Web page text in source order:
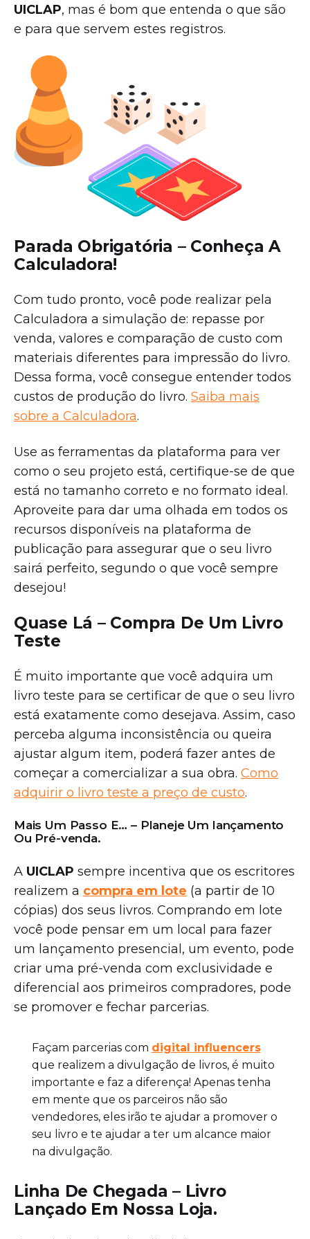
UICLAP, mas é bom que entenda o que são
e para que servem estes registros.
Parada Obrigatória – Conheça A
Calculadora!
Com tudo pronto, você pode realizar pela
Calculadora a simulação de: repasse por
venda, valores e comparação de custo com
materiais diferentes para impressão do livro.
Dessa forma, você consegue entender todos
custos de produção do livro. Saiba mais
sobre a Calculadora.
Use as ferramentas da plataforma para ver
como o seu projeto está, certifique-se de que
está no tamanho correto e no formato ideal.
Aproveite para dar uma olhada em todos os
recursos disponíveis na plataforma de
publicação para assegurar que o seu livro
sairá perfeito, segundo o que você sempre
desejou!
Quase Lá – Compra De Um Livro
Teste
É muito importante que você adquira um
livro teste para se certificar de que o seu livro
está exatamente como desejava. Assim, caso
perceba alguma inconsistência ou queira
ajustar algum item, poderá fazer antes de
começar a comercializar a sua obra. Como
adquirir o livro teste a preço de custo.
Mais Um Passo E… – Planeje Um lançamento
Ou Pré-venda.
A UICLAP sempre incentiva que os escritores
realizem a compra em lote (a partir de 10
cópias) dos seus livros. Comprando em lote
você pode pensar em um local para fazer
um lançamento presencial, um evento, pode
criar uma pré-venda com exclusividade e
diferencial aos primeiros compradores, pode
se promover e fechar parcerias.
Façam parcerias com digital influencers
que realizem a divulgação de livros, é muito
importante e faz a diferença! Apenas tenha
em mente que os parceiros não são
vendedores, eles irão te ajudar a promover o
seu livro e te ajudar a ter um alcance maior
na divulgação.
Linha De Chegada – Livro
Lançado Em Nossa Loja.